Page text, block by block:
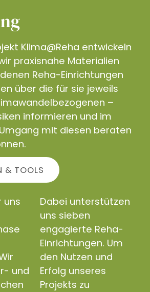
Klima@Reha entwickeln
praxisnahe Materialien
Reha-Einrichtungen
über die für sie jeweils
–
informieren und im
mit diesen beraten
& TOOLS
uns
und
Dabei unterstützen
uns sieben
engagierte Reha-
Einrichtungen. Um
den Nutzen und
Erfolg unseres
Projekts zu